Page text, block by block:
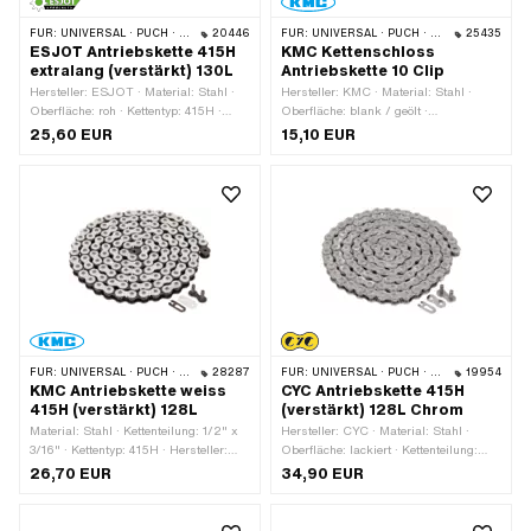
FÜR: UNIVERSAL · PUCH · SACHS · PONY / CILO (BETA 521 & 512) · ZÜNDAPP BELMONDO · TOMOS · BYE BIKE 20446
ESJOT Antriebskette 415H
extralang (verstärkt) 130L
Hersteller: ESJOT · Material: Stahl ·
Oberfläche: roh · Kettentyp: 415H ·
Anzahl Kettenglieder: 130 Stk. ·
25,60 EUR
FÜR: UNIVERSAL · PUCH · SACHS · PONY / CILO (BETA 521 & 512) · ZÜNDAPP BELMONDO · TOMOS · BYE BIKE 25435
KMC Kettenschloss
Antriebskette 10 Clip
Hersteller: KMC · Material: Stahl ·
Oberfläche: blank / geölt ·
Kettenteilung: 1/2" x 3/16" · Kettentyp:
Ø Bohrung: 4.02 mm · Ø Stift: 3.9 mm
15,10 EUR
FÜR: UNIVERSAL · PUCH · SACHS · PONY / CILO (BETA 521 & 512) · ZÜNDAPP BELMONDO · TOMOS · BYE BIKE 28287
KMC Antriebskette weiss
415H (verstärkt) 128L
Material: Stahl · Kettenteilung: 1/2" x
3/16" · Kettentyp: 415H · Hersteller:
KMC · Oberfläche: lackiert ·
Art: Federverschluss · Farbe: weiss
26,70 EUR
FÜR: UNIVERSAL · PUCH · SACHS · PONY / CILO (BETA 521 & 512) · ZÜNDAPP BELMONDO · TOMOS · BYE BIKE 19954
CYC Antriebskette 415H
(verstärkt) 128L Chrom
Hersteller: CYC · Material: Stahl ·
Oberfläche: lackiert · Kettenteilung:
1/2" x 3/16" · Kettentyp: 415H ·
Art: Federverschluss · Farbe: Chrom
34,90 EUR